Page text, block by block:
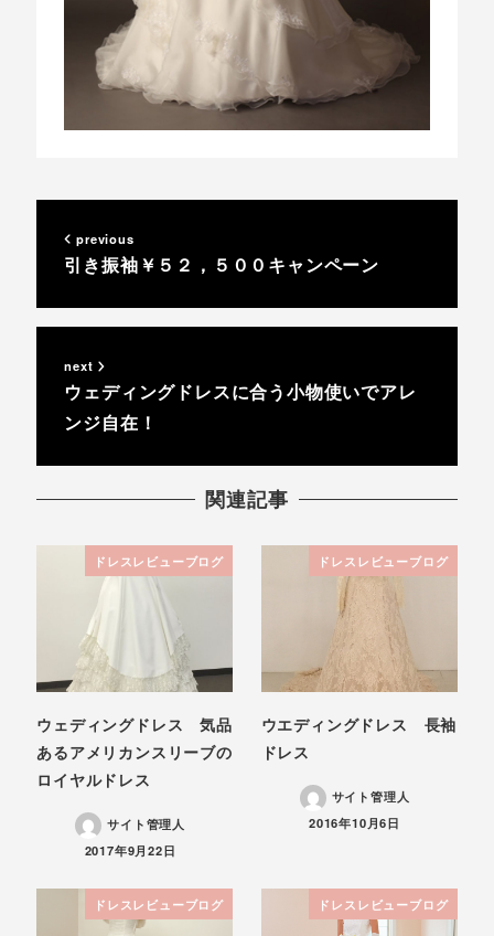
previous
引き振袖￥５２，５００キャンペーン
next
ウェディングドレスに合う小物使いでアレ
ンジ自在！
関連記事
ドレスレビューブログ
ウェディングドレス 気品
あるアメリカンスリーブの
ロイヤルドレス
サイト管理人
投稿日
2017年9月22日
ドレスレビューブログ
ウエディングドレス 長袖
ドレス
サイト管理人
投稿日
2016年10月6日
ドレスレビューブログ ドレスレビューブログ